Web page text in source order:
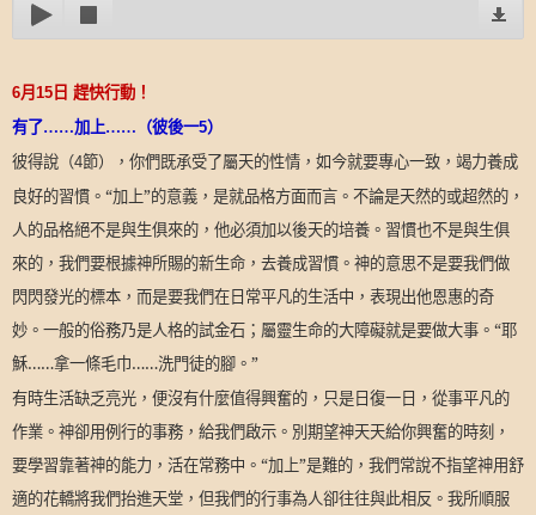
6月 15 日 趕快行動！
有了……加上……（彼後一5）
彼得說（4節），你們既承受了屬天的性情，如今就要專心一致，竭力養成
良好的習慣。“加上”的意義，是就品格方面而言。不論是天然的或超然的，
人的品格絕不是與生俱來的，他必須加以後天的培養。習慣也不是與生俱
來的，我們要根據神所賜的新生命，去養成習慣。神的意思不是要我們做
閃閃發光的標本，而是要我們在日常平凡的生活中，表現出他恩惠的奇
妙。一般的俗務乃是人格的試金石；屬靈生命的大障礙就是要做大事。“耶
穌……拿一條毛巾……洗門徒的腳。”
有時生活缺乏亮光，便沒有什麼值得興奮的，只是日復一日，從事平凡的
作業。神卻用例行的事務，給我們啟示。別期望神天天給你興奮的時刻，
要學習靠著神的能力，活在常務中。“加上”是難的，我們常說不指望神用舒
適的花轎將我們抬進天堂，但我們的行事為人卻往往與此相反。我所順服